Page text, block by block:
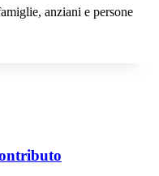
anziani e persone